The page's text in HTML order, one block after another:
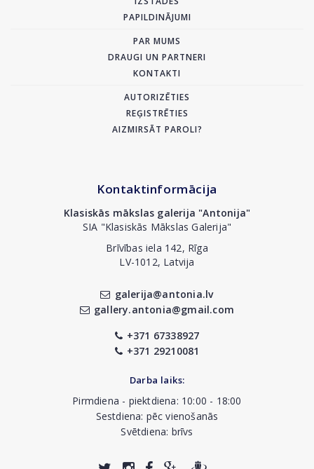
PAPILDINĀJUMI
PAR MUMS
DRAUGI UN PARTNERI
KONTAKTI
AUTORIZĒTIES
REĢISTRĒTIES
AIZMIRSĀT PAROLI?
Kontaktinformācija
Klasiskās mākslas galerija "Antonija"
SIA "Klasiskās Mākslas Galerija"
Brīvības iela 142, Rīga
LV-1012, Latvija
galerija@antonia.lv
gallery.antonia@gmail.com
+371 67338927
+371 29210081
Darba laiks:
Pirmdiena - piektdiena: 10:00 - 18:00
Sestdiena: pēc vienošanās
Svētdiena: brīvs